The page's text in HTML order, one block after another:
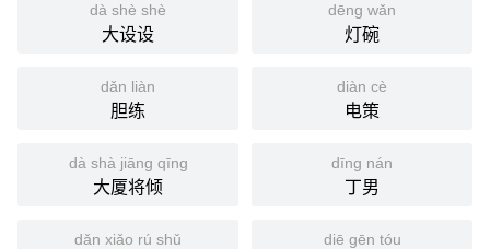
dà shè shè
大设设
dēng wǎn
灯碗
dǎn liàn
胆练
diàn cè
电策
dà shà jiāng qīng
大厦将倾
dīng nán
丁男
dǎn xiǎo rú shǔ diē gēn tóu